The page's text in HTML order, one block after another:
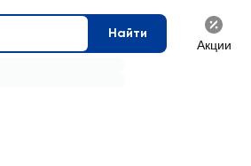
Найти
Акции